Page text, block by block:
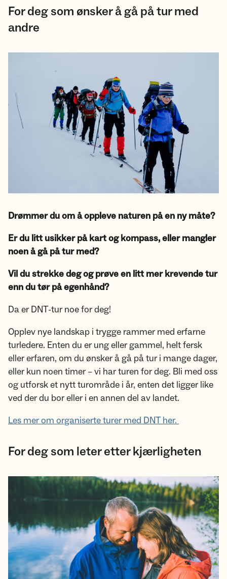
For deg som ønsker å gå på tur med
andre
Drømmer du om å oppleve naturen på en ny måte?
Er du litt usikker på kart og kompass, eller mangler
noen å gå på tur med?
Vil du strekke deg og prøve en litt mer krevende tur
enn du tør på egenhånd?
Da er DNT-tur noe for deg!
Opplev nye landskap i trygge rammer med erfarne
turledere. Enten du er ung eller gammel, helt fersk
eller erfaren, om du ønsker å gå på tur i mange dager,
eller kun noen timer – vi har turen for deg. Bli med oss
og utforsk et nytt turområde i år, enten det ligger like
ved der du bor eller i en annen del av landet.
Les mer om organiserte turer med DNT her.
For deg som leter etter kjærligheten